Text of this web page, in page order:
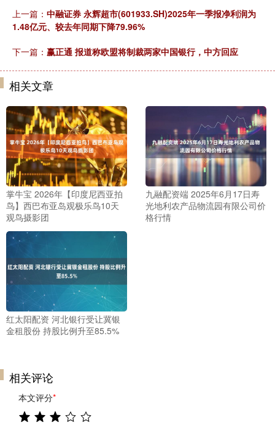
上一篇： 中融证券 永辉超市(601933.SH)2025年一季报净利润为
1.48亿元、较去年同期下降79.96%
下一篇： 赢正通 报道称欧盟将制裁两家中国银行，中方回应
相关文章
掌牛宝 2026年【印度尼西亚拍
鸟】西巴布亚岛观极乐鸟10天
观鸟摄影团
九融配资端 2025年6月17日寿
光地利农产品物流园有限公司价
格行情
红太阳配资 河北银行受让冀银
金租股份 持股比例升至85.5%
相关评论
本文评分*